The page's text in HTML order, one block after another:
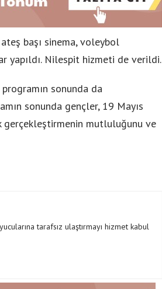
başı sinema, voleybol
yapıldı. Nilespit hizmeti de verildi.
sonunda da
sonunda gençler, 19 Mayıs
gerçekleştirmenin mutluluğunu ve
tarafsız ulaştırmayı hizmet kabul